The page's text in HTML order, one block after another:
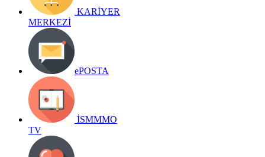
KARİYER
MERKEZİ
ePOSTA
İSMMMO
TV